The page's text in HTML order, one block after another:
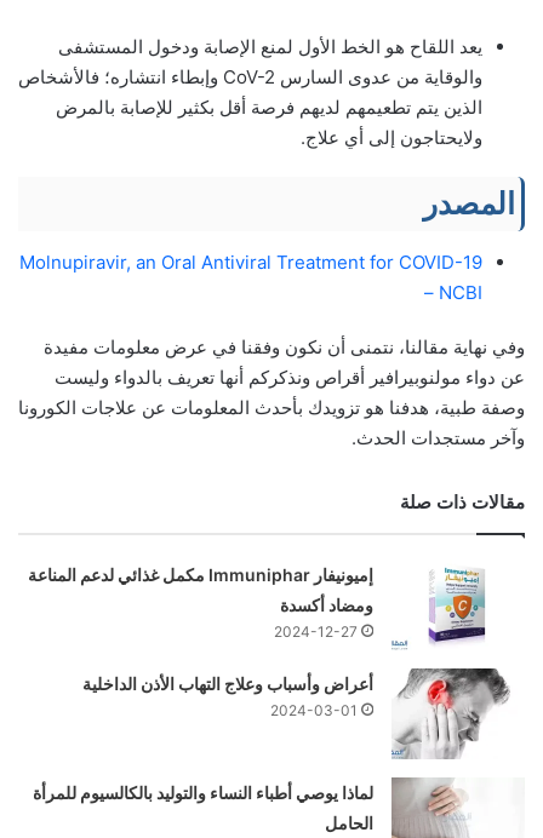
يعد اللقاح هو الخط الأول لمنع الإصابة ودخول المستشفى
والوقاية من عدوى السارس CoV-2 وإبطاء انتشاره؛ فالأشخاص
الذين يتم تطعيمهم لديهم فرصة أقل بكثير للإصابة بالمرض
ولايحتاجون إلى أي علاج.
المصدر
Molnupiravir, an Oral Antiviral Treatment for COVID-19
– NCBI
وفي نهاية مقالنا، نتمنى أن نكون وفقنا في عرض معلومات مفيدة
عن دواء مولنوبيرافير أقراص ونذكركم أنها تعريف بالدواء وليست
وصفة طبية، هدفنا هو تزويدك بأحدث المعلومات عن علاجات الكورونا
وآخر مستجدات الحدث.
مقالات ذات صلة
إميونيفار Immuniphar مكمل غذائي لدعم المناعة
ومضاد أكسدة
2024-12-27
أعراض وأسباب وعلاج التهاب الأذن الداخلية
2024-03-01
لماذا يوصي أطباء النساء والتوليد بالكالسيوم للمرأة
الحامل